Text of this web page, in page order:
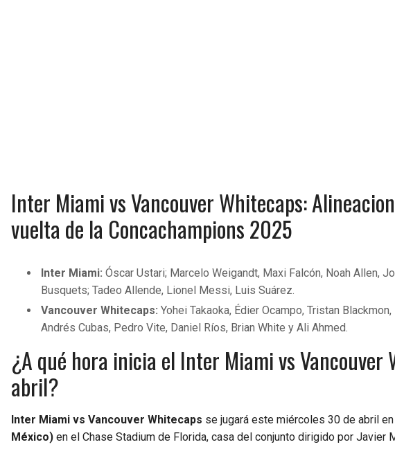
Inter Miami vs Vancouver Whitecaps:
vuelta de la Concachampions 2025
Inter Miami: Óscar Ustari; Marcelo Weigandt, Maxi Falcón, Noah Allen,
Busquets; Tadeo Allende, Lionel Messi, Luis Suárez​.
Vancouver Whitecaps: Yohei Takaoka, Édier Ocampo, Tristan
Andrés Cubas, Pedro Vite, Daniel Ríos, Brian White y Ali Ahmed.
¿A qué hora inicia el Inter Miami vs Vancouver
abril?
Inter Miami vs Vancouver Whitecaps se jugará este miércoles 30 de abril
México) en el Chase Stadium de Florida, casa del conjunto dirigido por Javier